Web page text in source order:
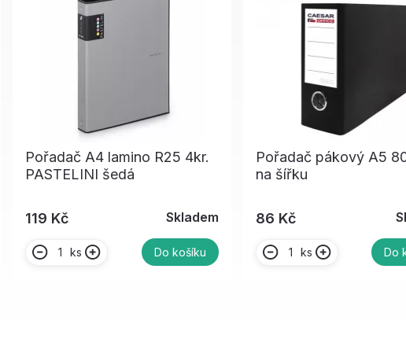
Pořadač A4 lamino R25 4kr.
PASTELINI šedá
119 Kč Skladem
ks Do košíku
Pořadač pákový A5
na šířku
86 Kč
ks Do